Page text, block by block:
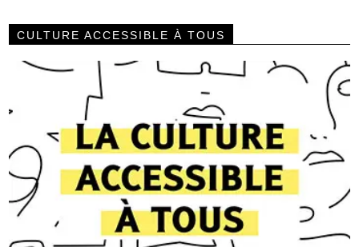
CULTURE ACCESSIBLE À TOUS